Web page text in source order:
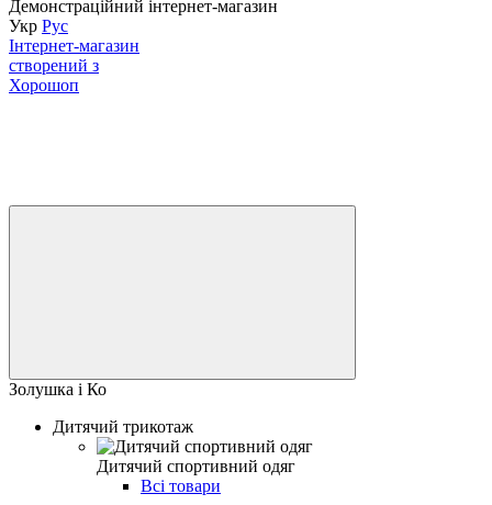
Демонстраційний інтернет-магазин
Укр Рус
Інтернет-магазин
створений з
Хорошоп
Золушка і Ко
Дитячий трикотаж
Дитячий спортивний одяг
Всі товари